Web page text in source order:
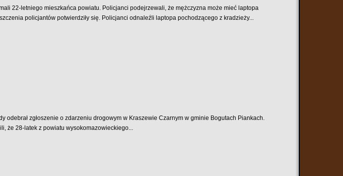
22-letniego mieszkańca powiatu. Policjanci podejrzewali, że mężczyzna może mieć laptopa
policjantów potwierdziły się. Policjanci odnaleźli laptopa pochodzącego z kradzieży...
odebrał zgłoszenie o zdarzeniu drogowym w Kraszewie Czarnym w gminie Bogutach Piankach.
że 28-latek z powiatu wysokomazowieckiego...